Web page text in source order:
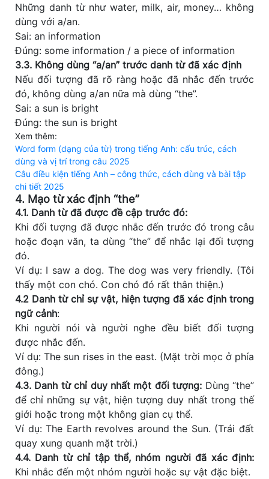
Những danh từ như water, milk, air, money… không
dùng với a/an.
Sai: an information
Đúng: some information / a piece of information
3.3. Không dùng “a/an” trước danh từ đã xác định
Nếu đối tượng đã rõ ràng hoặc đã nhắc đến trước
đó, không dùng a/an nữa mà dùng “the”.
Sai: a sun is bright
Đúng: the sun is bright
Xem thêm:
Word form (dạng của từ) trong tiếng Anh: cấu trúc, cách
dùng và vị trí trong câu 2025
Câu điều kiện tiếng Anh – công thức, cách dùng và bài tập
chi tiết 2025
4. Mạo từ xác định “the”
4.1. Danh từ đã được đề cập trước đó:
Khi đối tượng đã được nhắc đến trước đó trong câu
hoặc đoạn văn, ta dùng “the” để nhắc lại đối tượng
đó.
Ví dụ: I saw a dog. The dog was very friendly. (Tôi
thấy một con chó. Con chó đó rất thân thiện.)
4.2 Danh từ chỉ sự vật, hiện tượng đã xác định trong
ngữ cảnh:
Khi người nói và người nghe đều biết đối tượng
được nhắc đến.
Ví dụ: The sun rises in the east. (Mặt trời mọc ở phía
đông.)
4.3. Danh từ chỉ duy nhất một đối tượng: Dùng “the”
để chỉ những sự vật, hiện tượng duy nhất trong thế
giới hoặc trong một không gian cụ thể.
Ví dụ: The Earth revolves around the Sun. (Trái đất
quay xung quanh mặt trời.)
4.4. Danh từ chỉ tập thể, nhóm người đã xác định:
Khi nhắc đến một nhóm người hoặc sự vật đặc biệt.